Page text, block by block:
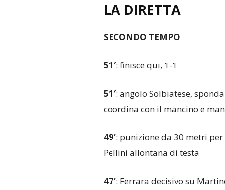
LA DIRETTA
SECONDO TEMPO
51′: finisce qui, 1-1
51′: angolo Solbiatese,
coordina con il mancino e
49′: punizione da 30 metri
Pellini allontana di testa
47′: Ferrara decisivo su